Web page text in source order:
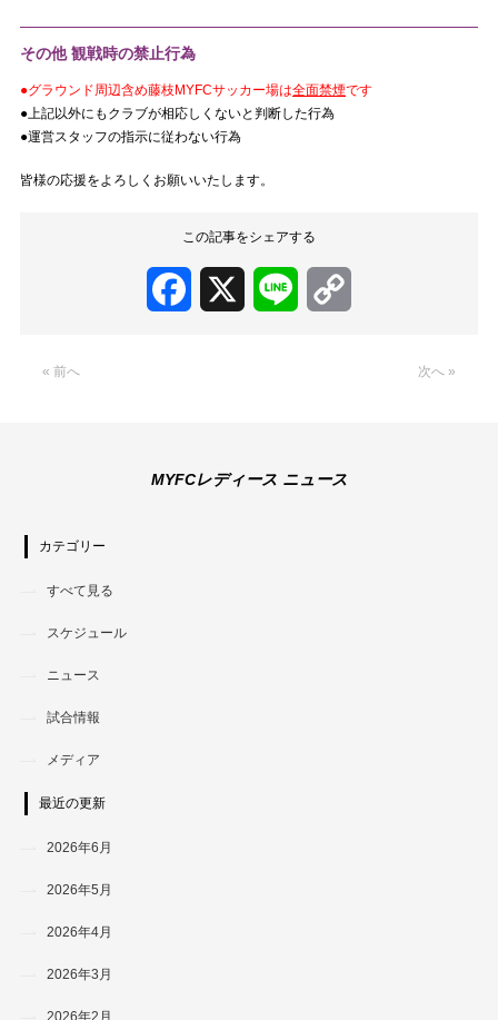
その他 観戦時の禁止行為
●グラウンド周辺含め藤枝MYFCサッカー場は全面禁煙です
●上記以外にもクラブが相応しくないと判断した行為
●運営スタッフの指示に従わない行為
皆様の応援をよろしくお願いいたします。
この記事をシェアする
Facebook Line
« 前へ 次へ »
MYFCレディース ニュース
カテゴリー
すべて見る
スケジュール
ニュース
試合情報
メディア
最近の更新
2026年6月
2026年5月
2026年4月
2026年3月
2026年2月